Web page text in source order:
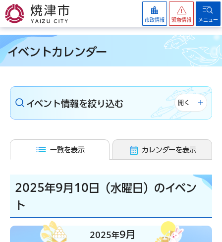
焼津市
市政情報 緊急情報 メニュー
イベントカレンダー
イベント情報を絞り込む 開く
一覧を表示 カレンダーを表示
2025年9月10日（水曜日）のイベン
ト
2025年9月